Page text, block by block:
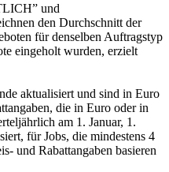
und
den Durchschnitt der
für denselben Auftragstyp
eingeholt wurden, erzielt
aktualisiert und sind in Euro
die in Euro oder in
am 1. Januar, 1.
für Jobs, die mindestens 4
und Rabattangaben basieren